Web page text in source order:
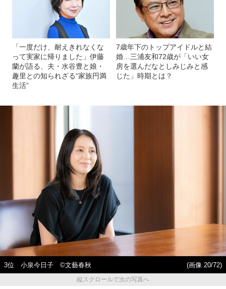
「一度だけ、耐えきれなくな
って実家に帰りました」伊藤
蘭が語る、夫・水谷豊と娘・
趣里との知られざる“家族円満
生活”
7歳年下のトップアイドルと結
婚…三浦友和72歳が「いい女
房を選んだなとしみじみと感
じた」時期とは？
3位 小泉今日子 ©文藝春秋
(画像 20/72)
縦スクロールで次の写真へ